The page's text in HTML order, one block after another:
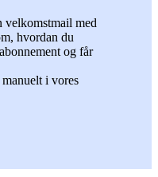
velkomstmail med
hvordan du
og får
i vores